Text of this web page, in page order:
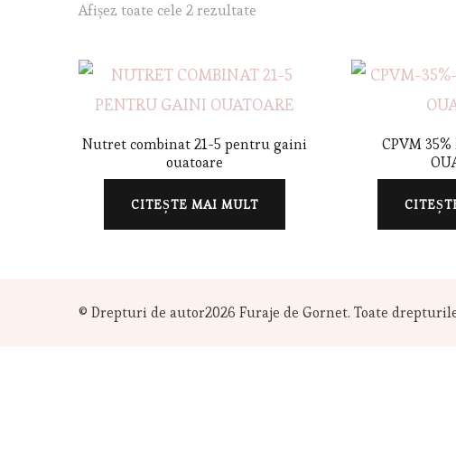
Afișez toate cele 2 rezultate
Nutret combinat 21-5 pentru gaini
ouatoare
CITEȘTE MAI MULT
CPVM
© Drepturi de autor2026 Furaje de Gornet. Toate